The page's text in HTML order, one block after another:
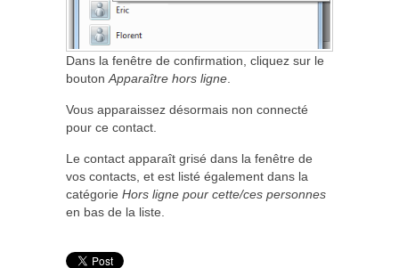
Dans la fenêtre de confirmation, cliquez sur le
bouton Apparaître hors ligne
Vous apparaissez désormais non connecté
pour ce contact.
Le contact apparaît grisé dans la fenêtre de
vos contacts, et est listé également dans la
catégorie Hors ligne pour cette/ces personnes
en bas de la liste.